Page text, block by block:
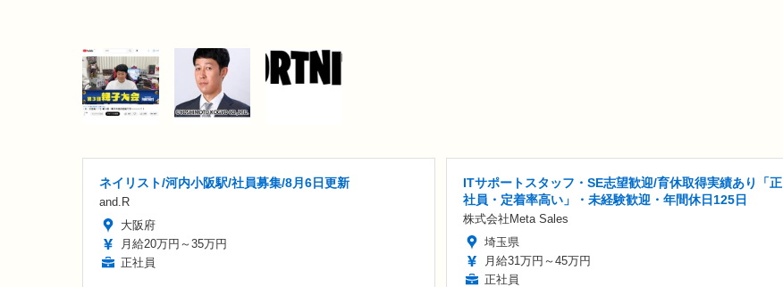
ネイリスト/河内小阪駅/社員募集/8月6日更新
and.R
大阪府
月給20万円～35万円
正社員
ITサポートスタッフ・SE志望歓迎/育休取得実績あり「正
社員・定着率高い」・未経験歓迎・年間休日125日
株式会社Meta Sales
埼玉県
月給31万円～45万円
正社員